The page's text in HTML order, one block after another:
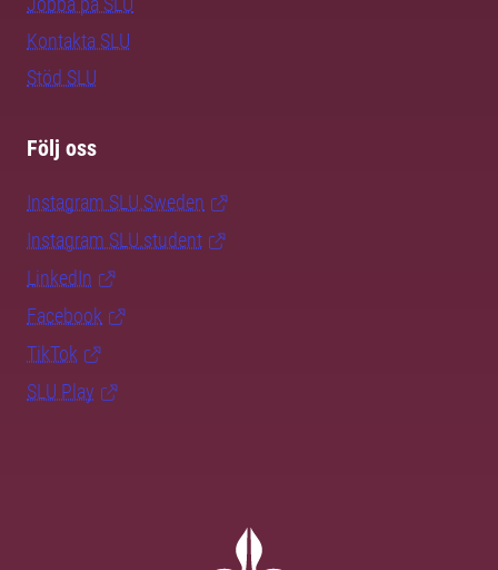
Kontakta SLU
Stöd SLU
Följ oss
Instagram SLU.Sweden
Instagram SLU.student
LinkedIn
Facebook
TikTok
SLU Play